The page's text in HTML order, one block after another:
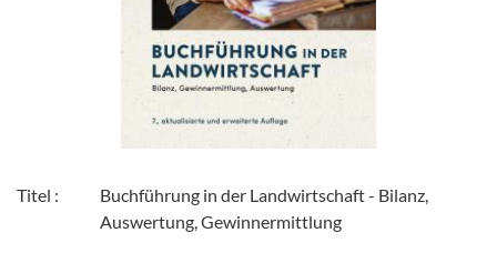
Titel :
Buchführung in der Landwirtschaft - Bilanz,
Auswertung, Gewinnermittlung